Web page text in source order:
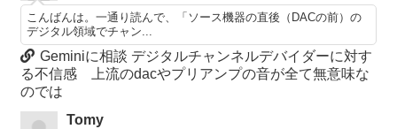
こんばんは。一通り読んで、「ソース機器の直後（DACの前）の
デジタル領域でチャン...
Geminiに相談 デジタルチャンネルデバイダーに対す
る不信感 上流のdacやプリアンプの音が全て無意味な
のでは
Tomy